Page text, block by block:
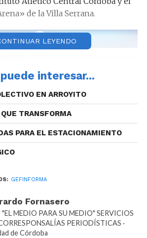
de la Villa Serrana.
LEYENDO
interesar...
EN ARROYITO
TRANSFORMA
PARA EL ESTACIONAMIENTO
GEFINFORMA
Fornasero
"EL MEDIO PARA SU MEDIO" SERVICIOS
PERIODÍSTICAS ·
de Córdoba